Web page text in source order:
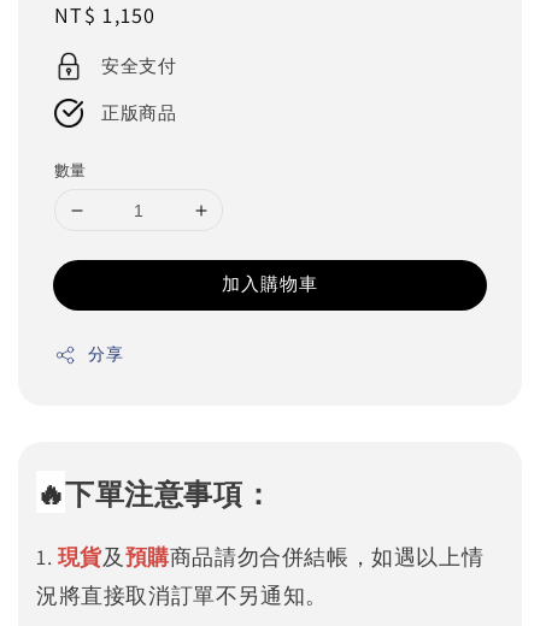
Regular
price
NT$ 1,150
安全支付
正版商品
數量
加入購物車
分享
🔥下單注意事項：
1. 現貨及預購商品請勿合併結帳，如遇以上情
況將直接取消訂單不另通知。